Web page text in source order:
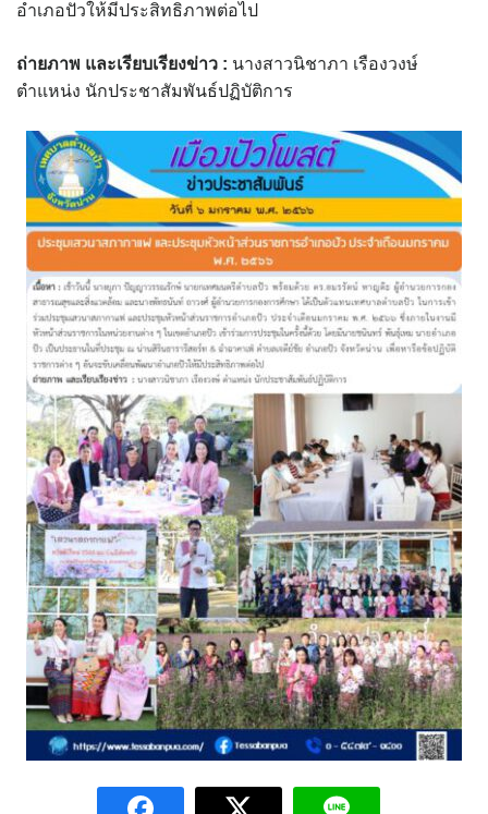
ข้อมูลประชากร
ข้อมูลพื้นฐานของศูนย์บริการนักท่องเที่ยว เทศบาลตำบลปัว
ขั้นตอนการขอรับบริการ
งบแสดงฐานะการคลัง
งบแสดงฐานะการเงิน เทศบาลตำบลปัว ประจำปีงบประมาณ 2561
ติดต่อหน่วยงาน
ที่พัก
Amante Baristro Hotel & Cafe’ @Pua
C View Home
Deply
Go Hight ‘O Village
HOMU Villa
Montha Residence
Shanti – Retreat
กรีนฮิลล์รีสอร์ท
ก๋างโต้งคอฟฟี่รีสอร์ท
อำเภอปัวให้มีประสิทธิภาพต่อไป
ถ่ายภาพ และเรียบเรียงข่าว : นางสาวนิชาภา เรืองวงษ์
ตำแหน่ง นักประชาสัมพันธ์ปฏิบัติการ